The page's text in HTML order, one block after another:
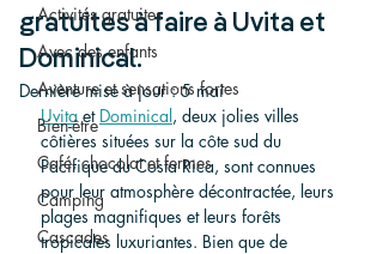
Activités gratuites
Avec des enfants
Aventure et sensations fortes
Bien-être
Café, chocolat et fermes
Camping
Cascades
gratuites à faire à Uvita et
Dominical.
Dernière mise à jour :5 mai
Uvita et Dominical, deux jolies villes
côtières situées sur la côte sud du
Pacifique du Costa Rica, sont connues
pour leur atmosphère décontractée, leurs
plages magnifiques et leurs forêts
tropicales luxuriantes. Bien que de